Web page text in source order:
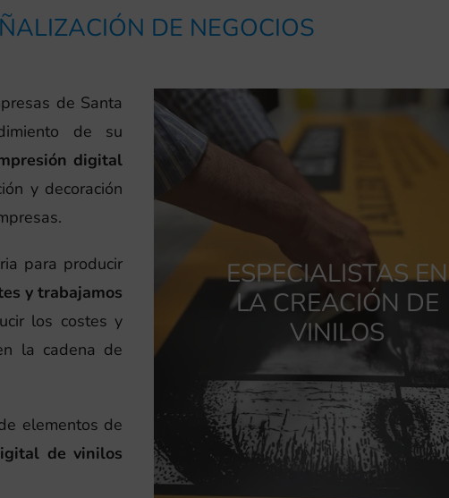
DE NEGOCIOS
de Santa
de su
digital
y decoración
para producir
y trabajamos
los costes y
la cadena de
elementos de
de vinilos
ESPECIALISTAS EN
LA CREACIÓN DE
VINILOS